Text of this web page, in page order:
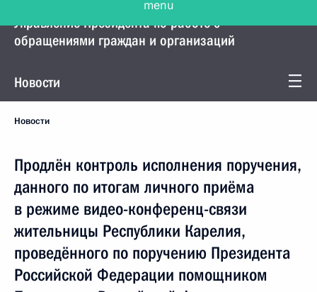
Управление Президента по работе с
обращениями граждан и организаций
Новости
Новости
Продлён контроль исполнения поручения,
данного по итогам личного приёма
в режиме видео-конференц-связи
жительницы Республики Карелия,
проведённого по поручению Президента
Российской Федерации помощником